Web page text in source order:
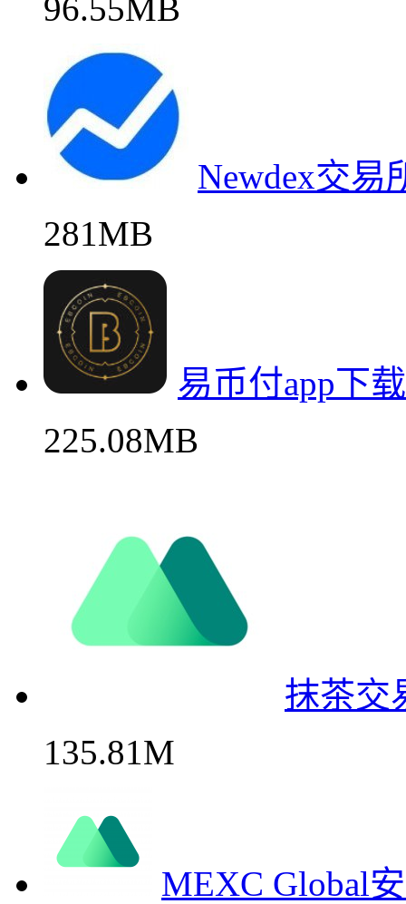
96.55MB
Newdex交易
281MB
易币付app下
225.08MB
抹茶交
135.81M
MEXC Global